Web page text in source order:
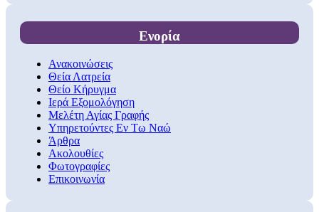
Ενορία
Ανακοινώσεις
Θεία Λατρεία
Θείο Κήρυγμα
Ιερά Εξομολόγηση
Μελέτη Αγίας Γραφής
Υπηρετούντες Εν Τω Ναώ
Άρθρα
Ακολουθίες
Φωτογραφίες
Επικοινωνία